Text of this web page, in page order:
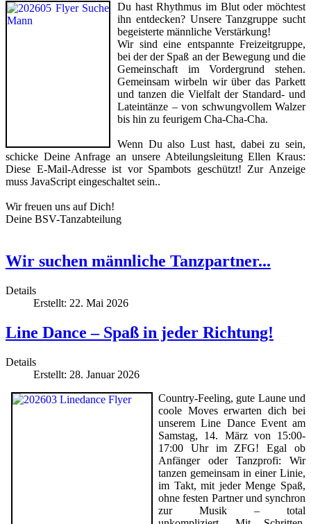
Du hast Rhythmus im Blut oder möchtest
ihn entdecken? Unsere Tanzgruppe sucht
begeisterte männliche Verstärkung!
Wir sind eine entspannte Freizeitgruppe,
bei der der Spaß an der Bewegung und die
Gemeinschaft im Vordergrund stehen.
Gemeinsam wirbeln wir über das Parkett
und tanzen die Vielfalt der Standard- und
Lateintänze – von schwungvollem Walzer
bis hin zu feurigem Cha-Cha-Cha.
Wenn Du also Lust hast, dabei zu sein,
schicke Deine Anfrage an unsere Abteilungsleitung Ellen Kraus:
Diese E-Mail-Adresse ist vor Spambots geschützt! Zur Anzeige
muss JavaScript eingeschaltet sein..
Wir freuen uns auf Dich!
Deine BSV-Tanzabteilung
Wir suchen männliche Tanzpartner...
Details
Erstellt: 22. Mai 2026
Line Dance – Spaß in jeder Richtung!
Details
Erstellt: 28. Januar 2026
Country-Feeling, gute Laune und
coole Moves erwarten dich bei
unserem Line Dance Event am
Samstag, 14. März von 15:00-
17:00 Uhr im ZFG! Egal ob
Anfänger oder Tanzprofi: Wir
tanzen gemeinsam in einer Linie,
im Takt, mit jeder Menge Spaß,
ohne festen Partner und synchron
zur Musik – total